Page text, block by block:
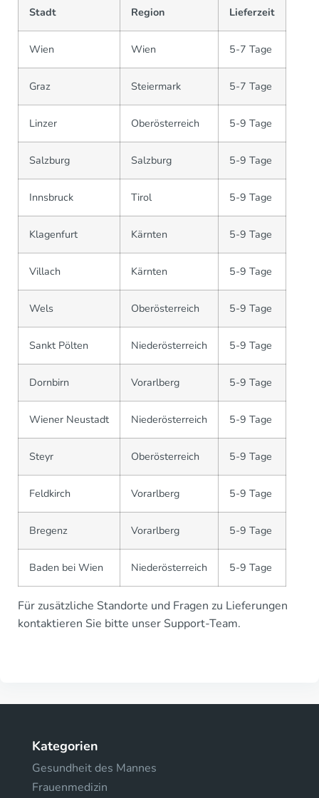
Stadt Region Lieferzeit
Wien Wien 5-7 Tage
Graz Steiermark 5-7 Tage
Linzer Oberösterreich 5-9 Tage
Salzburg Salzburg 5-9 Tage
Innsbruck Tirol 5-9 Tage
Klagenfurt Kärnten 5-9 Tage
Villach Kärnten 5-9 Tage
Wels Oberösterreich 5-9 Tage
Sankt Pölten Niederösterreich 5-9 Tage
Dornbirn Vorarlberg 5-9 Tage
Wiener Neustadt Niederösterreich 5-9 Tage
Steyr Oberösterreich 5-9 Tage
Feldkirch Vorarlberg 5-9 Tage
Bregenz Vorarlberg 5-9 Tage
Baden bei Wien Niederösterreich 5-9 Tage
Für zusätzliche Standorte und Fragen zu Lieferungen
kontaktieren Sie bitte unser Support-Team.
Kategorien
Gesundheit des Mannes
Frauenmedizin